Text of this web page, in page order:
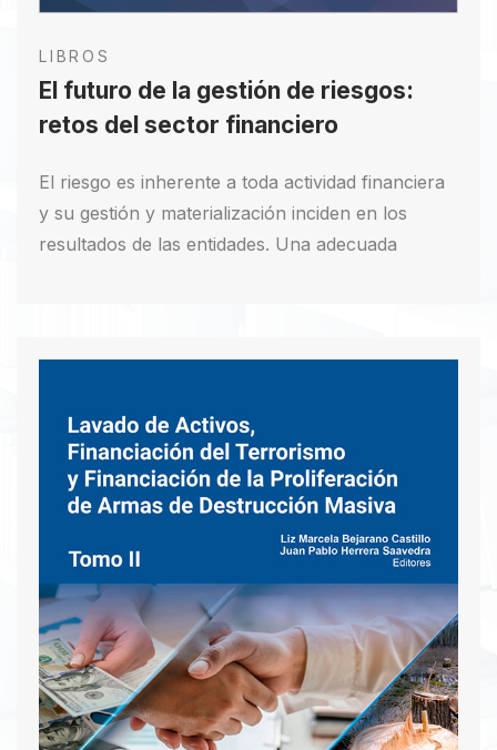
LIBROS
El futuro de la gestión de riesgos:
retos del sector financiero
El riesgo es inherente a toda actividad financiera
y su gestión y materialización inciden en los
resultados de las entidades. Una adecuada
estrategias y planes de acción que permitan
hacer frente a la incertidumbre de eventos
futuros, reducir pérdidas inesperadas y generar
Descargar PDF